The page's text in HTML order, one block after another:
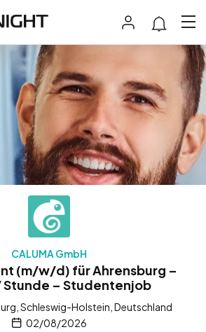
CALUMA GmbH
(m/w/d) für Ahrensburg –
Stunde – Studentenjob
Schleswig-Holstein, Deutschland
02/08/2026